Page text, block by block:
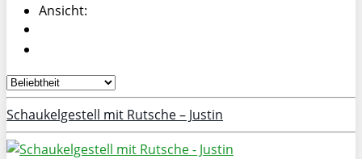
Ansicht:
Schaukelgestell mit Rutsche – Justin